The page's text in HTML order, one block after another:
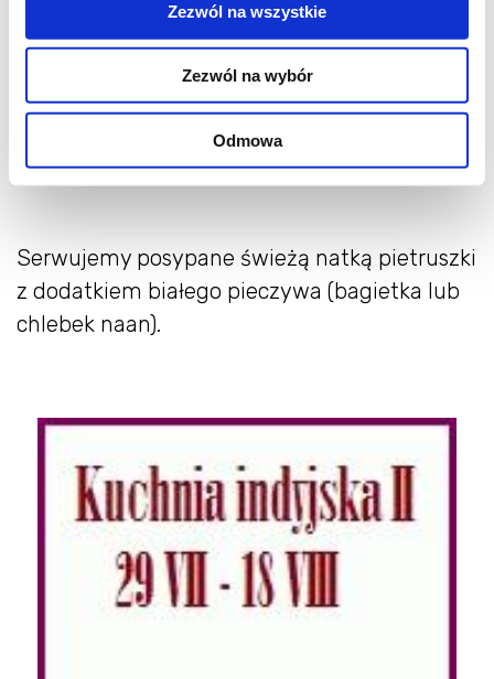
Zezwól na wszystkie
Zezwól na wybór
Odmowa
pomidory. Doprowadzamy do wrzenia.
Przykrywamy pokrywką, zmniejszamy ogień i
dusimy 10-15 minut. W razie potrzeby
możemy dodać wody jeśli soku z pomidorów
Serwujemy posypane świeżą natką pietruszki
z dodatkiem białego pieczywa (bagietka lub
chlebek naan).